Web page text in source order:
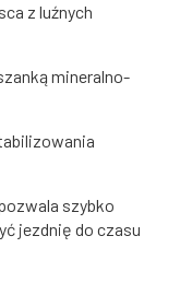
z luźnych
mineralno-
szybko
jezdnię do czasu